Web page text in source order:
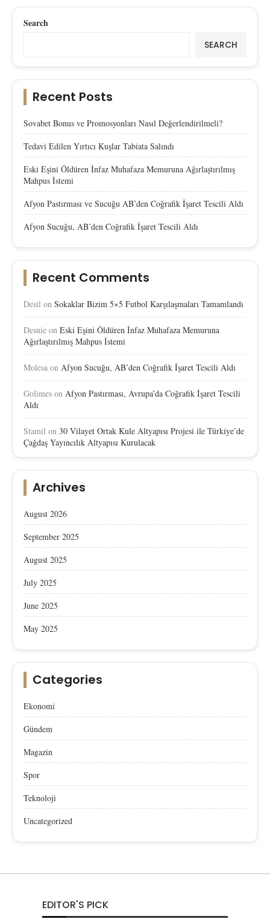
Search
SEARCH
Recent Posts
Sovabet Bonus ve Promosyonları Nasıl Değerlendirilmeli?
Tedavi Edilen Yırtıcı Kuşlar Tabiata Salındı
Eski Eşini Öldüren İnfaz Muhafaza Memuruna Ağırlaştırılmış
Mahpus İstemi
Afyon Pastırması ve Sucuğu AB’den Coğrafik İşaret Tescili Aldı
Afyon Sucuğu, AB’den Coğrafik İşaret Tescili Aldı
Recent Comments
Desil on Sokaklar Bizim 5×5 Futbol Karşılaşmaları Tamamlandı
Desnie on Eski Eşini Öldüren İnfaz Muhafaza Memuruna
Ağırlaştırılmış Mahpus İstemi
Molesa on Afyon Sucuğu, AB’den Coğrafik İşaret Tescili Aldı
Golimes on Afyon Pastırması, Avrupa’da Coğrafik İşaret Tescili
Aldı
Stamil on 30 Vilayet Ortak Kule Altyapısı Projesi ile Türkiye’de
Çağdaş Yayıncılık Altyapısı Kurulacak
Archives
August 2026
September 2025
August 2025
July 2025
June 2025
May 2025
Categories
Ekonomi
Gündem
Magazin
Spor
Teknoloji
Uncategorized
EDITOR'S PICK